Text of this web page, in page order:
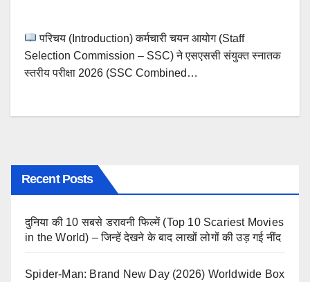
परिचय (Introduction) कर्मचारी चयन आयोग (Staff
Selection Commission – SSC) ने एसएससी संयुक्त स्नातक
स्तरीय परीक्षा 2026 (SSC Combined…
Recent Posts
दुनिया की 10 सबसे डरावनी फिल्में (Top 10 Scariest Movies
in the World) – जिन्हें देखने के बाद लाखों लोगों की उड़ गई नींद
Spider-Man: Brand New Day (2026) Worldwide Box